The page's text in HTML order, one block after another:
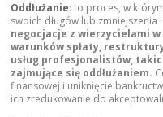
Oddłużanie: to proces, w
swoich długów lub
negocjacje z wierzycielami
warunków spłaty,
usług profesjonalistów,
zajmujące się oddłużaniem.
finansowej i uniknięcie
ich zredukowanie do